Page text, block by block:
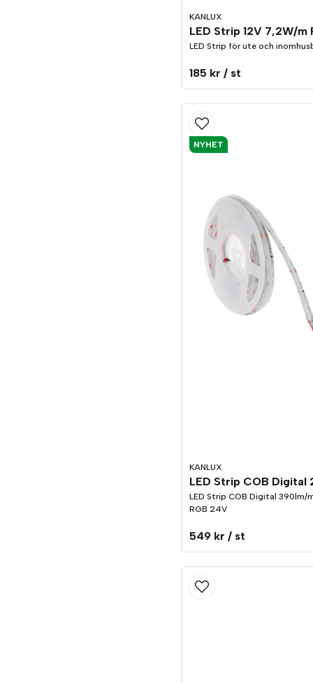
KANLUX
LED Strip 12V 7,2W/m
LED Strip för ute och
185 kr / st
KANLUX
LED Strip COB Digital 390lm/
RGB 24V
549 kr / st
NYHET